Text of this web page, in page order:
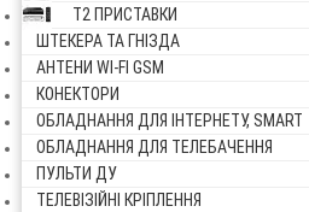
Т2 ПРИСТАВКИ
ШТЕКЕРА ТА ГНІЗДА
АНТЕНИ WI-FI GSM
КОНЕКТОРИ
ОБЛАДНАННЯ ДЛЯ ІНТЕРНЕТУ, SMART
ОБЛАДНАННЯ ДЛЯ ТЕЛЕБАЧЕННЯ
ПУЛЬТИ ДУ
ТЕЛЕВІЗІЙНІ КРІПЛЕННЯ